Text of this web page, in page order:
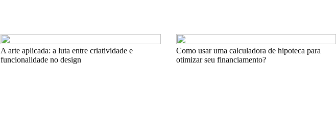
A arte aplicada: a luta entre criatividade e
funcionalidade no design
Como usar uma calculadora de hipoteca para
otimizar seu financiamento?